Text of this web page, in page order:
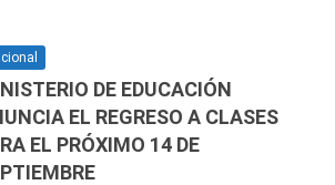
DE EDUCACIÓN
EL REGRESO A CLASES
EL PRÓXIMO 14 DE